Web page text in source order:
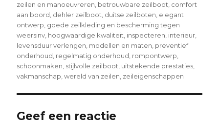
zeilen en manoeuvreren betrouwbare zeilboot comfort
aan boord dehler zeilboot duitse zeilboten elegant
ontwerp goede zeilkleding en bescherming tegen
weersinv hoogwaardige kwaliteit inspecteren interieur
levensduur verlengen modellen en maten preventief
onderhoud regelmatig onderhoud rompontwerp
schoonmaken stijlvolle zeilboot uitstekende prestaties
vakmanschap ,wereld van zeilen zeileigenschappen
Geef een reactie